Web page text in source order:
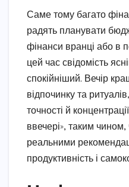
Саме тому багато
радять планувати
фінанси вранці або в
цей час свідомість
спокійніший. Вечір
відпочинку та
точності й
ввечері», таким чином,
реальними
продуктивність і